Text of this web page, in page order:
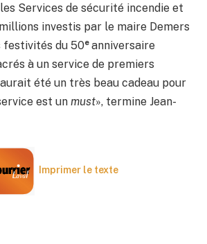
Services de sécurité incendie et
investis par le maire Demers
festivités du 50e anniversaire
à un service de premiers
été un très beau cadeau pour
est un must», termine Jean-
Imprimer le texte